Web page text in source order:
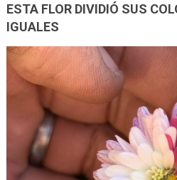
ESTA FLOR DIVIDIÓ SUS
IGUALES